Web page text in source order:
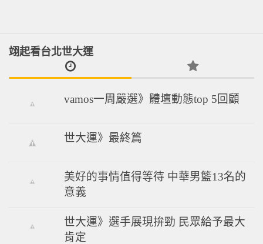
翊起看台北世大運
vamos一周嚴選》體壇動態top 5回顧
世大運》最終篇
美好的事情值得等待 中華男籃13名的
意義
世大運》選手展現拚勁 民眾給予最大
肯定